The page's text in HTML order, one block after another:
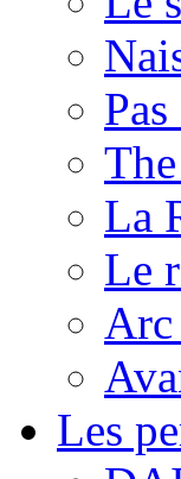
La
Le
Arc
Les